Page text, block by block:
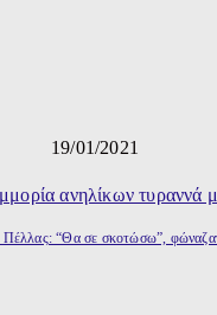
19/01/2021
Πέλλας: “Θα σε σκοτώσω”,